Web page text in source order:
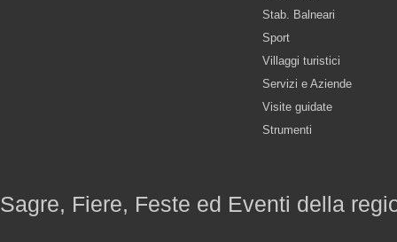
Stab. Balneari
Sport
Villaggi turistici
Servizi e Aziende
Visite guidate
Strumenti
Sagre, Fiere, Feste ed Eventi della